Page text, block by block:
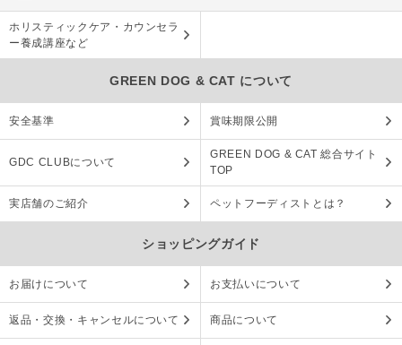
ホリスティックケア・カウンセラ
ー養成講座など
GREEN DOG & CAT について
安全基準 賞味期限公開
GDC CLUBについて
GREEN DOG & CAT 総合サイト
TOP
実店舗のご紹介 ペットフーディストとは？
ショッピングガイド
お届けについて お支払いについて
返品・交換・キャンセルについて 商品について